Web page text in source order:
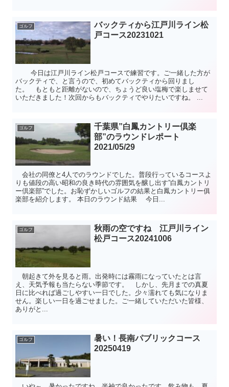
ゴルフ
バックティから江戸川ライン松
戸コース20231021
今日は江戸川ライン松戸コースで練習です。ご一緒した方が
バックティで、と言うので、初めてバックティから回りまし
た。 もともと距離がないので、ちょうど良い塩梅で楽しませて
いただきました！次回からもバックティでやりたいですね。 ...
ゴルフ
千葉県”白鳳カントリー倶楽
部”のラウンドレポート
2021/05/29
会社の同僚と4人でのラウンドでした。普段行っているコースよ
りも値段の高い昭和の良き時代の雰囲気を醸し出す”白鳳カントリ
ー倶楽部”でした。お恥ずかしいゴルフの結果と白鳳カントリー俱
楽部を紹介します。 本日のラウンド結果 今日...
ゴルフ
秋雨の空ですね 江戸川ライン
松戸コース20241006
朝起きて外を見ると雨。出発時には霧雨になっていたとは言
え、天気予報も当たらない季節です。 しかし、先月までの真夏
日に比べれば過ごしやすい一日でした。少々濡れても気になりま
せん。楽しい一日を過ごせました。ご一緒していただいた皆様、
ありがと...
ゴルフ
暑い！長南パブリックコース
20250419